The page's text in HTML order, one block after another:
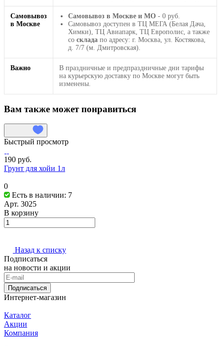
Самовывоз
в Москве
Самовывоз в Москве и МО - 0 руб.
Самовывоз доступен в ТЦ МЕГА (Белая Дача,
Химки), ТЦ Авиапарк, ТЦ Европолис, а также
со склада по адресу: г. Москва, ул. Костякова,
д. 7/7 (м. Дмитровская).
Важно
В праздничные и предпраздничные дни тарифы
на курьерскую доставку по Москве могут быть
изменены.
Вам также может понравиться
Быстрый просмотр
190 руб.
Грунт для хойи 1л
0
Есть в наличии: 7
Арт. 3025
В корзину
Назад к списку
Подписаться
на новости и акции
Подписаться
Интернет-магазин
Каталог
Акции
Компания